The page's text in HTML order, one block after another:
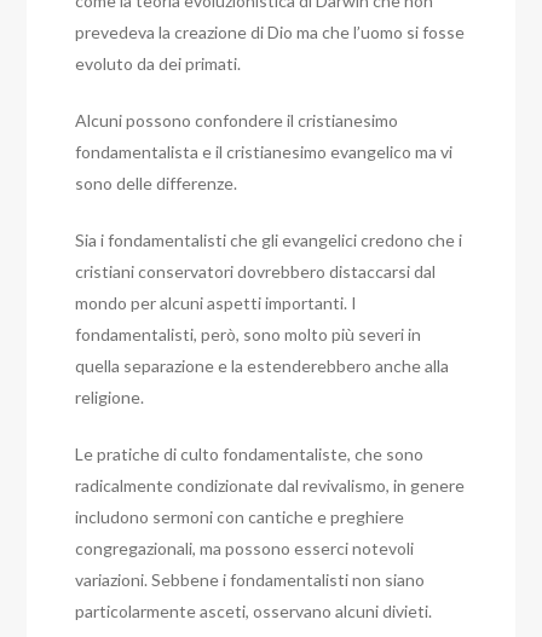
prevedeva la creazione di Dio ma che l’uomo si fosse
evoluto da dei primati.
Alcuni possono confondere il cristianesimo
fondamentalista e il cristianesimo evangelico ma vi
sono delle differenze.
Sia i fondamentalisti che gli evangelici credono che i
cristiani conservatori dovrebbero distaccarsi dal
mondo per alcuni aspetti importanti. I
fondamentalisti, però, sono molto più severi in
quella separazione e la estenderebbero anche alla
religione.
Le pratiche di culto fondamentaliste, che sono
radicalmente condizionate dal revivalismo, in genere
includono sermoni con cantiche e preghiere
congregazionali, ma possono esserci notevoli
variazioni. Sebbene i fondamentalisti non siano
particolarmente asceti, osservano alcuni divieti.